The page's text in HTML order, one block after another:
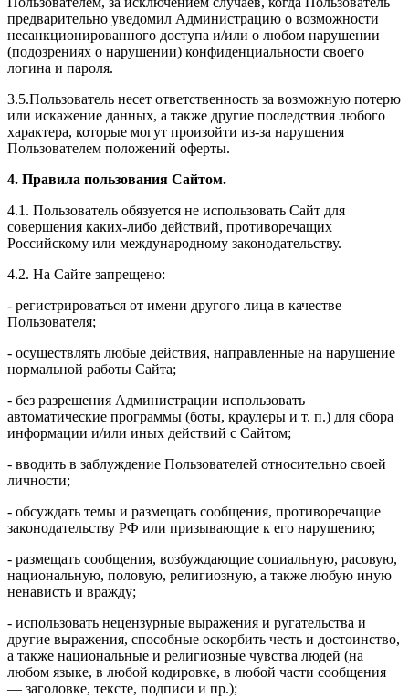
предварительно уведомил Администрацию о возможности
несанкционированного доступа и/или о любом нарушении
(подозрениях о нарушении) конфиденциальности своего
логина и пароля.
3.5.Пользователь несет ответственность за возможную потерю
или искажение данных, а также другие последствия любого
характера, которые могут произойти из-за нарушения
Пользователем положений оферты.
4. Правила пользования Сайтом.
4.1. Пользователь обязуется не использовать Сайт для
совершения каких-либо действий, противоречащих
Российскому или международному законодательству.
4.2. На Сайте запрещено:
- регистрироваться от имени другого лица в качестве
Пользователя;
- осуществлять любые действия, направленные на нарушение
нормальной работы Сайта;
- без разрешения Администрации использовать
автоматические программы (боты, краулеры и т. п.) для сбора
информации и/или иных действий с Сайтом;
- вводить в заблуждение Пользователей относительно своей
личности;
- обсуждать темы и размещать сообщения, противоречащие
законодательству РФ или призывающие к его нарушению;
- размещать сообщения, возбуждающие социальную, расовую,
национальную, половую, религиозную, а также любую иную
ненависть и вражду;
- использовать нецензурные выражения и ругательства и
другие выражения, способные оскорбить честь и достоинство,
а также национальные и религиозные чувства людей (на
любом языке, в любой кодировке, в любой части сообщения
— заголовке, тексте, подписи и пр.);